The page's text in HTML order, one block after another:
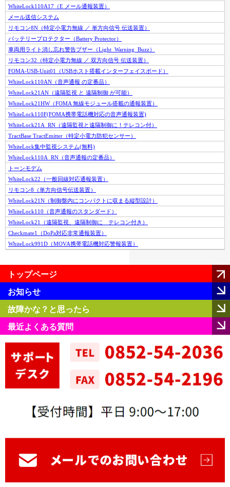
WhiteLock110A17（E メール通報装置）
メール送信システム
リモコン8N（特定小電力無線 ／ 単方向信号 伝送装置）
バッテリープロテクター（Battery Protector）
車両用ライト消し忘れ警告ブザー（Light_Warning_Buzz）
リモコン32（特定小電力無線 ／ 双方向信号 伝送装置）
FOMA-USB-Unit01（USBホスト搭載インターフェイスボード）
WhiteLock110AN（音声通報 の定番品）
WhiteLock21AN（遠隔監視 と 遠隔制御 が可能）
WhiteLock21HW（FOMA 無線モジュール搭載の通報装置）
WhiteLock110F(FOMA携帯電話機対応の音声通報装置)
WhiteLock21A_RN（遠隔監視と遠隔制御に！テレコン付）
TractBase TractEmitter（特定小電力防犯センサー）
WhiteLock集中監視システム(無料)
WhiteLock110A_RN（音声通報の定番品）
トーンモデム
WhiteLock22（一般回線対応通報装置）
リモコン8（単方向信号伝送装置）
WhiteLock21N（制御盤内にコンパクトに収まる縦型設計）
WhiteLock110（音声通報のスタンダード）
WhiteLock21（遠隔監視、遠隔制御に テレコン付き）
Checkmate1（DoPa対応非常通報装置）
WhiteLock991D（MOVA携帯電話機対応警報装置）
トップページ
お知らせ
故障かな？と思ったら
最近よくある質問